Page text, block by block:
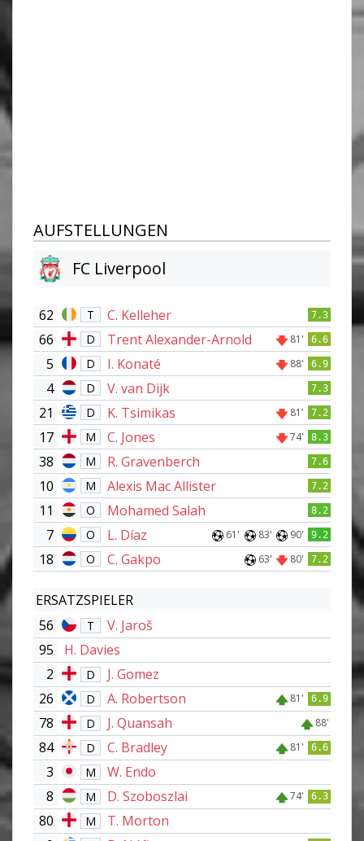
AUFSTELLUNGEN
FC Liverpool
62 T C. Kelleher 7.3
66 D Trent Alexander-Arnold 81' 6.6
5 D I. Konaté 88' 6.9
4 D V. van Dijk 7.3
21 D K. Tsimikas 81' 7.2
17 M C. Jones 74' 8.3
38 M R. Gravenberch 7.6
10 M Alexis Mac Allister 7.2
11 O Mohamed Salah 8.2
7 O L. Díaz 61' 83' 90' 9.2
18 O C. Gakpo 63' 80' 7.2
ERSATZSPIELER
56
T
V. Jaroš
95
H. Davies
2
D
J. Gomez
26
D A. Robertson 81' 6.9
78 D J. Quansah 88'
84 D C. Bradley 81' 6.6
3 M
W. Endo
8
M D. Szoboszlai 74' 6.3
80 M
T. Morton